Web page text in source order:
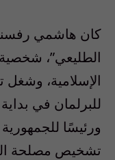
كان هاشمي
الطليعي”،
الإسلامية،
تشخيص مصلحة